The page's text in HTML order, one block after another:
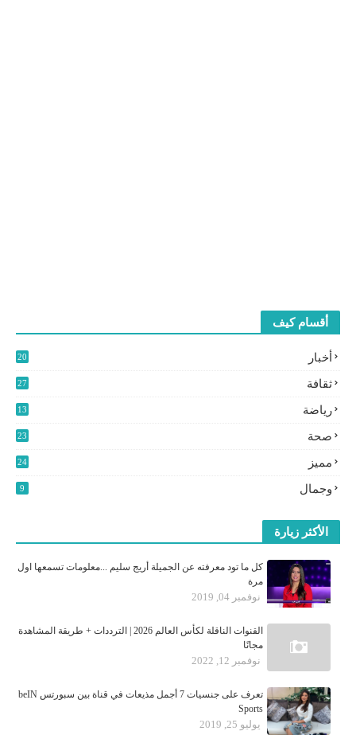
أقسام كيف
أخبار
20
ثقافة
27
رياضة
13
صحة 23
مميز
24
وجمال 9
الأكثر زيارة
كل ما تود معرفته عن الجميلة أريج سليم ...معلومات تسمعها اول
مرة
نوفمبر 04, 2019
القنوات الناقلة لكأس العالم 2026 | الترددات + طريقة المشاهدة
مجانًا
نوفمبر 12, 2022
تعرف على جنسيات 7 أجمل مذيعات في قناة بين سبورتس beIN
Sports
يوليو 25, 2019